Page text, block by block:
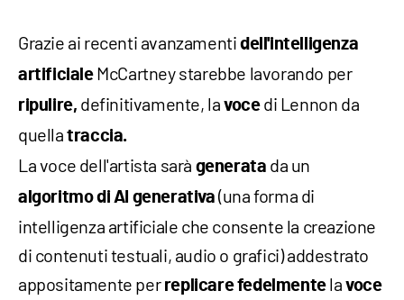
Grazie ai recenti avanzamenti dell'intelligenza
artificialeMcCartney starebbe lavorando per
ripulire, definitivamente, lavocedi Lennon da
quellatraccia.
La voce dell'artista sarà generata da un
algoritmodi AI generativa (una forma di
intelligenza artificiale che consente la creazione
di contenuti testuali, audio o grafici) addestrato
appositamente per replicare fedelmentelavoce